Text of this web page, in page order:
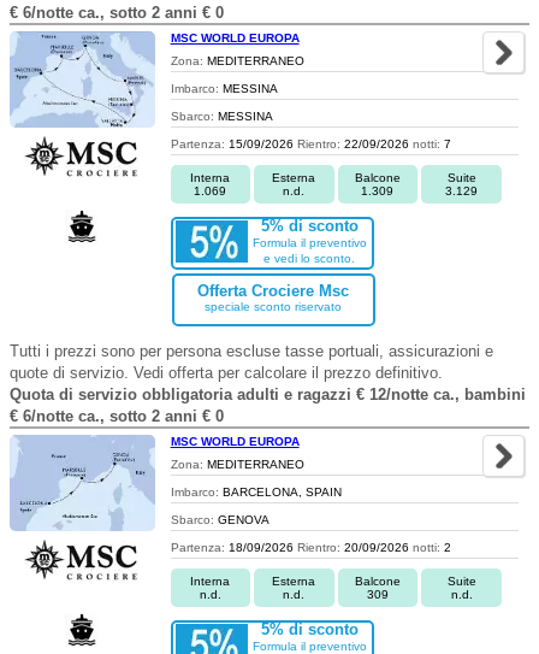
€ 6/notte ca., sotto 2 anni € 0
MSC WORLD EUROPA
Zona: MEDITERRANEO
Imbarco: MESSINA
Sbarco: MESSINA
Partenza: 15/09/2026 Rientro: 22/09/2026 notti: 7
Interna
1.069
Esterna
n.d.
Balcone
1.309
Suite
3.129
5% di sconto
Formula il preventivo
e vedi lo sconto.
Offerta Crociere Msc
speciale sconto riservato
Tutti i prezzi sono per persona escluse tasse portuali, assicurazioni e
quote di servizio. Vedi offerta per calcolare il prezzo definitivo.
Quota di servizio obbligatoria adulti e ragazzi € 12/notte ca., bambini
€ 6/notte ca., sotto 2 anni € 0
MSC WORLD EUROPA
Zona: MEDITERRANEO
Imbarco: BARCELONA, SPAIN
Sbarco: GENOVA
Partenza: 18/09/2026 Rientro: 20/09/2026 notti: 2
Interna
n.d.
Esterna
n.d.
Balcone
309
Suite
n.d.
5% di sconto
Formula il preventivo